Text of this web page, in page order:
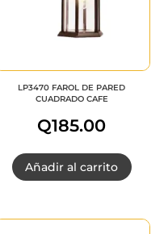
LP3470 FAROL DE PARED
CUADRADO CAFE
Q185.00
Añadir al carrito